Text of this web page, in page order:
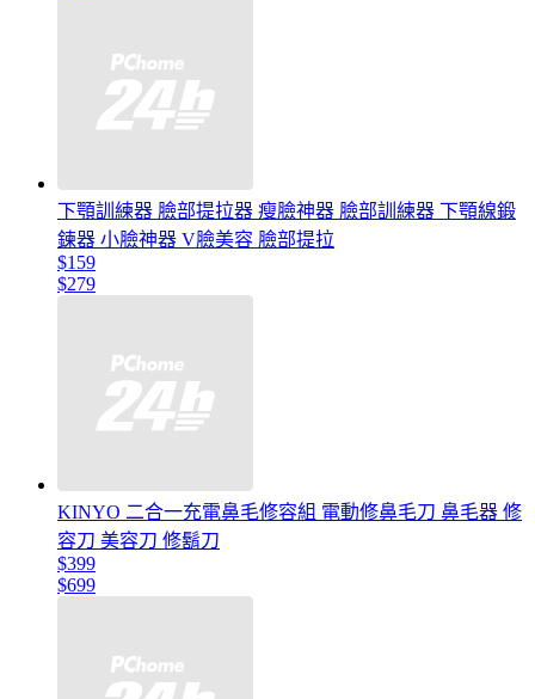
下顎訓練器 臉部提拉器 瘦臉神器 臉部訓練器 下顎線鍛
鍊器 小臉神器 V臉美容 臉部提拉
$159
$279
KINYO 二合一充電鼻毛修容組 電動修鼻毛刀 鼻毛器 修
容刀 美容刀 修鬍刀
$399
$699